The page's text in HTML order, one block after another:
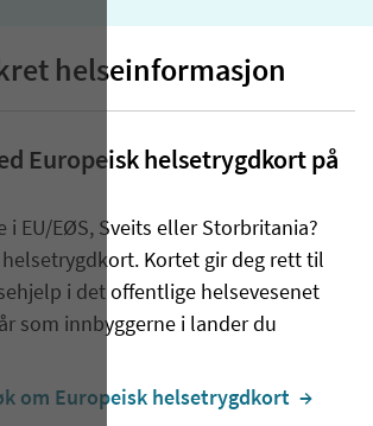
helseinformasjon
Europeisk helsetrygdkort på
i EU/EØS, Sveits eller Storbritania?
Kortet gir deg rett til
i det offentlige helsevesenet
som innbyggerne i lander du
om Europeisk helsetrygdkort
  →